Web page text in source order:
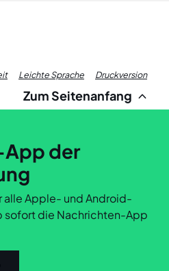
Leichte Sprache Druckversion
Zum Seitenanfang
der
alle Apple- und Android-
sofort die Nachrichten-App